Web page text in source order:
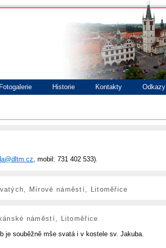
Fotogalerie Historie Kontakty Odkazy
, mobil: 731 402 533).
Mírové náměstí, Litoměřice
náměstí, Litoměřice
je souběžně mše svatá i v kostele sv. Jakuba.